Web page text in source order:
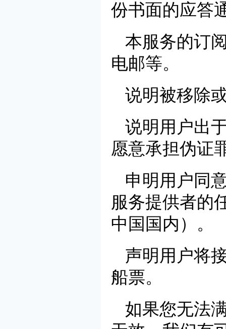
份书面的应答
本服务的订
电邮等。
说明被移除
说明用户出
愿意承担伪证
申明用户同
服务提供者的
中国国内）。
声明用户将
船票。
如果您无法